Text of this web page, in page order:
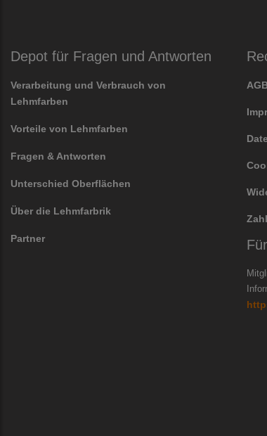
Depot für Fragen und Antworten
Verarbeitung und Verbrauch von
Lehmfarben
Vorteile von Lehmfarben
Fragen & Antworten
Unterschied Oberflächen
Über die Lehmfarbrik
Partner